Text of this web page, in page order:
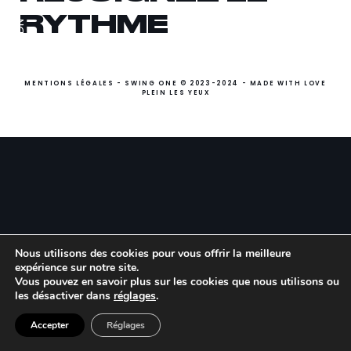
LNKDN
RYTHME
MENTIONS LÉGALES
- SWING ONE © 2023-2024 - MADE WITH LOVE
PLEIN LES YEUX
VOUS
REJOIGNEZ LE
10 Rue du Débarcadère
Paris 75017
LNKDN
La Swing Family
Quel est votre nom ?
La Swing Family
Quel est votre nom ?
Nous utilisons des cookies pour vous offrir la meilleure
expérience sur notre site.
Vous pouvez en savoir plus sur les cookies que nous utilisons ou
les désactiver dans réglages.
Accepter Réglages